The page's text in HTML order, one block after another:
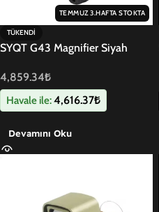
TEMMUZ 3.HAFTA STOKTA
TÜKENDI
SYQT G43 Magnifier Siyah
4,859.34₺
Havale ile:4,616.37₺
Devamını Oku